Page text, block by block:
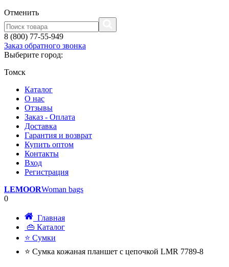
Отменить
8 (800) 77-55-949
Заказ обратного звонка
Выберите город:
Томск
Каталог
О нас
Отзывы
Заказ - Оплата
Доставка
Гарантия и возврат
Купить оптом
Контакты
Вход
Регистрация
LEMOORWoman bags
0
Главная
👜 Каталог
⭐ Сумки
⭐ Сумка кожаная планшет с цепочкой LMR 7789-8